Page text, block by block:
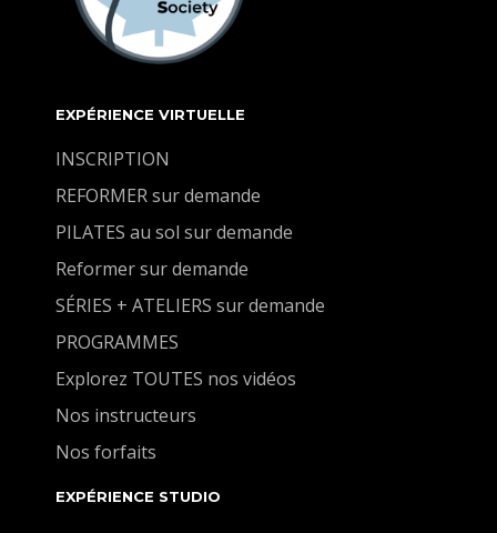
EXPÉRIENCE VIRTUELLE
INSCRIPTION
REFORMER sur demande
PILATES au sol sur demande
Reformer sur demande
SÉRIES + ATELIERS sur demande
PROGRAMMES
Explorez TOUTES nos vidéos
Nos instructeurs
Nos forfaits
EXPÉRIENCE STUDIO